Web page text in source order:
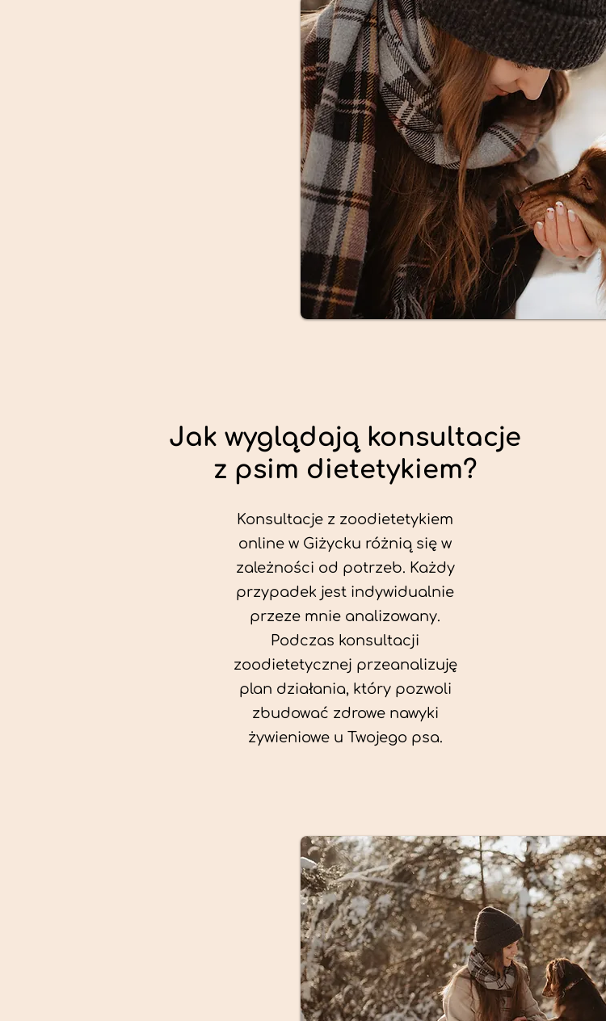
Jak wyglądają konsultacje
z psim dietetykiem?
Konsultacje z zoodietetykiem
online w Giżycku różnią się w
zależności od potrzeb. Każdy
przypadek jest indywidualnie
przeze mnie analizowany.
Podczas konsultacji
zoodietetycznej przeanalizuję
plan działania, który pozwoli
zbudować zdrowe nawyki
żywieniowe u Twojego psa.